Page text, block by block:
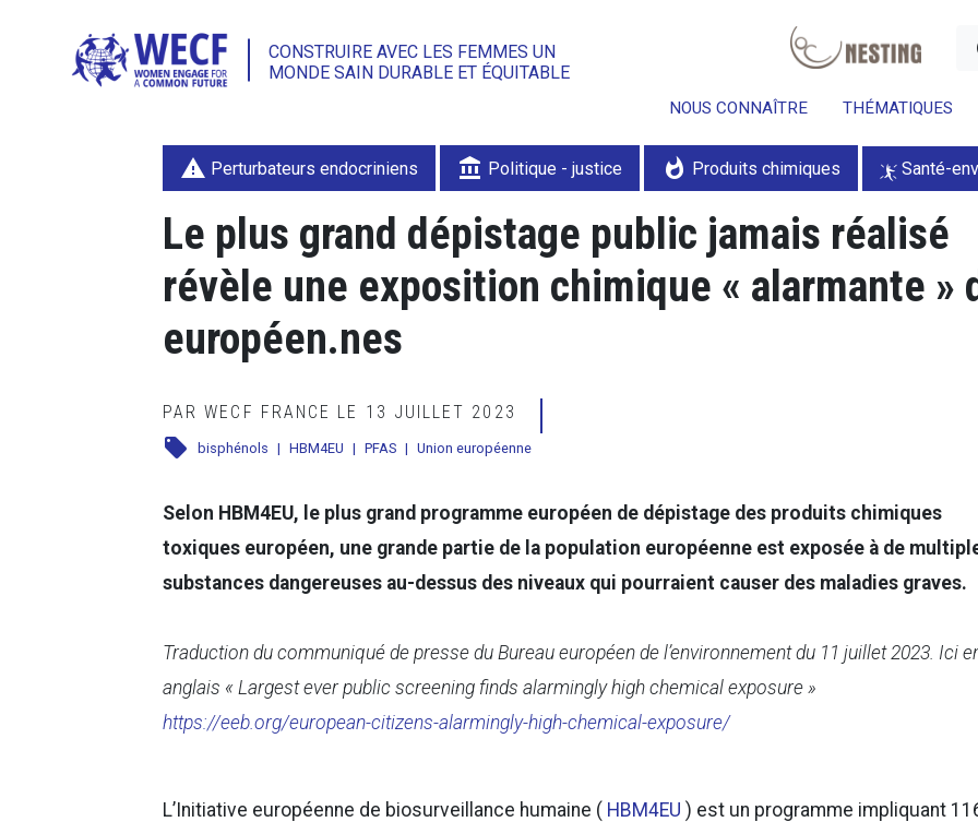
CONSTRUIRE AVEC LES FEMMES UN
MONDE SAIN DURABLE ET ÉQUITABLE
NOUS CONNAÎTRE THÉMATIQUES
warning Perturbateurs endocriniens account_balance Politique - justice whatshot Produits chimiques Santé-
Le plus grand dépistage public jamais réalisé
révèle une exposition chimique « alarmante »
européen.nes
PAR WECF FRANCE LE 13 JUILLET 2023
local_offer bisphénols | HBM4EU | PFAS | Union européenne
Selon HBM4EU, le plus grand programme européen de dépistage des produits chimiques
toxiques européen, une grande partie de la population européenne est exposée à de
substances dangereuses au-dessus des niveaux qui pourraient causer des maladies graves.
Traduction du communiqué de presse du Bureau européen de l’environnement du 11 juillet 2023. Ici
anglais « Largest ever public screening finds alarmingly high chemical exposure »
https://eeb.org/european-citizens-alarmingly-high-chemical-exposure/
L’Initiative européenne de biosurveillance humaine ( HBM4EU ) est un programme impliquant